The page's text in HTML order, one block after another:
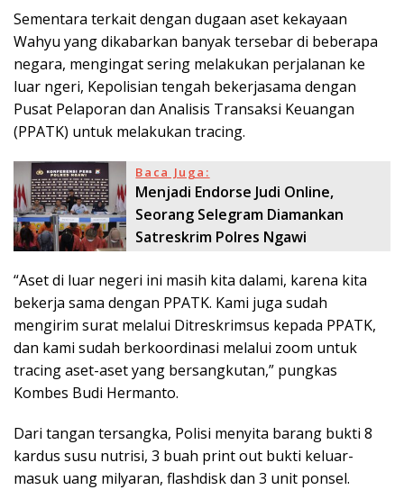
Sementara terkait dengan dugaan aset kekayaan
Wahyu yang dikabarkan banyak tersebar di beberapa
negara, mengingat sering melakukan perjalanan ke
luar ngeri, Kepolisian tengah bekerjasama dengan
Pusat Pelaporan dan Analisis Transaksi Keuangan
(PPATK) untuk melakukan tracing.
Baca Juga:
Menjadi Endorse Judi Online,
Seorang Selegram Diamankan
Satreskrim Polres Ngawi
“Aset di luar negeri ini masih kita dalami, karena kita
bekerja sama dengan PPATK. Kami juga sudah
mengirim surat melalui Ditreskrimsus kepada PPATK,
dan kami sudah berkoordinasi melalui zoom untuk
tracing aset-aset yang bersangkutan,” pungkas
Kombes Budi Hermanto.
Dari tangan tersangka, Polisi menyita barang bukti 8
kardus susu nutrisi, 3 buah print out bukti keluar-
masuk uang milyaran, flashdisk dan 3 unit ponsel.